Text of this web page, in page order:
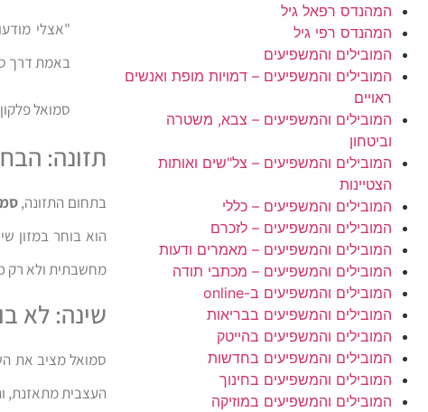
המהנדס רפאל גיל
המהנדס רפי גיל
המובילים והמשפיעים
המובילים והמשפיעים – דמויות מופת ואנשים
ראויים
המובילים והמשפיעים – צבא, משטרה
וביטחון
המובילים והמשפיעים – צל"שים ואותות
הצטיינות
המובילים והמשפיעים – כללי
המובילים והמשפיעים – לזכרם
המובילים והמשפיעים – מאמרים ודעות
המובילים והמשפיעים – מכתבי תודה
המובילים והמשפיעים ב-online
המובילים והמשפיעים בבריאות
המובילים והמשפיעים בהייטק
המובילים והמשפיעים בחדשות
המובילים והמשפיעים בחינוך
המובילים והמשפיעים במוזיקה
"אצלי
באמת דרך
סמואל פלקון
תזונה:
בתחום התזונה,
הוא בוחר במזון
מחשבתית ולא רק
שינה: לא
סמואל מציב את
העצבית מתאזנת,